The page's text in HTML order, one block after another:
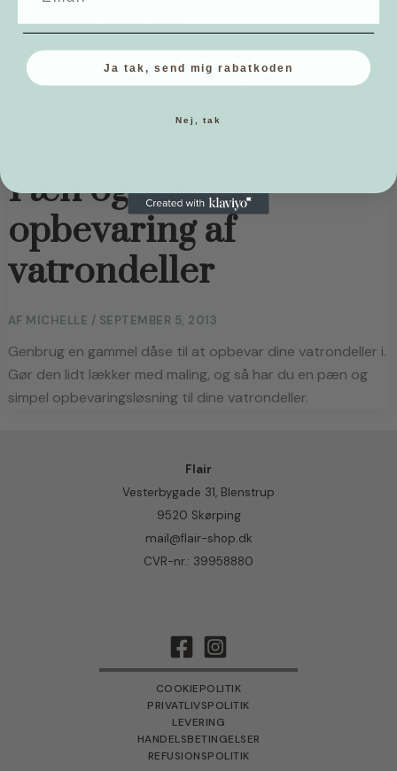
AFMICHELLE/JUNI 19, 2014
Mangler du inspiration til din smykkeopbevaring, så er der
grund til at læse med her. Dette DIY-projekt er så simpelt,
Pæn og simpel
opbevaring af
vatrondeller
AF MICHELLE / SEPTEMBER 5, 2013
Genbrug en gammel dåse til at opbevar dine vatrondeller i.
Gør den lidt lækker med maling, og så har du en pæn og
simpel opbevaringsløsning til dine vatrondeller.
Flair
Vesterbygade 31, Blenstrup
9520 Skørping
mail@flair-shop.dk
CVR-nr.: 39958880
COOKIEPOLITIK
PRIVATLIVSPOLITIK
LEVERING
HANDELSBETINGELSER
REFUSIONSPOLITIK
Ja tak, send mig rabatkoden
Nej, tak